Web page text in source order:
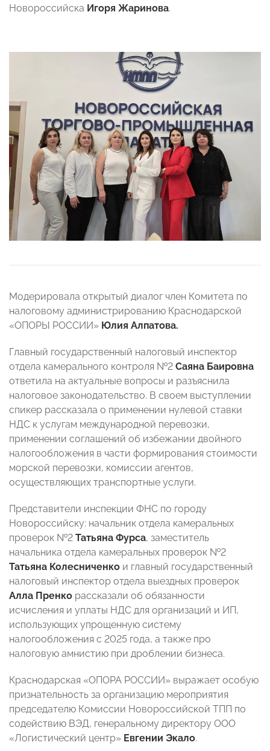
Новороссийска Игоря Жаринова.
Модерировала открытый диалог член Комитета по
налоговому администрированию Краснодарской
«ОПОРЫ РОССИИ» Юлия Алпатова.
Главный государственный налоговый инспектор
отдела камерального контроля №2 Саяна Баировна
ответила на актуальные вопросы и разъяснила
налоговое законодательство. В своем выступлении
спикер рассказала о применении нулевой ставки
НДС к услугам международной перевозки,
применении соглашений об избежании двойного
налогообложения в части формирования стоимости
морской перевозки, комиссии агентов,
осуществляющих транспортные услуги.
Представители инспекции ФНС по городу
Новороссийску: начальник отдела камеральных
проверок №2 Татьяна Фурса, заместитель
начальника отдела камеральных проверок №2
Татьяна Колесниченко и главный государственный
налоговый инспектор отдела выездных проверок
Алла Пренко рассказали об обязанности
исчисления и уплаты НДС для организаций и ИП,
использующих упрощенную систему
налогообложения с 2025 года, а также про
налоговую амнистию при дроблении бизнеса.
Краснодарская «ОПОРА РОССИИ» выражает особую
признательность за организацию мероприятия
председателю Комиссии Новороссийской ТПП по
содействию ВЭД, генеральному директору ООО
«Логистический центр» Евгении Экало.